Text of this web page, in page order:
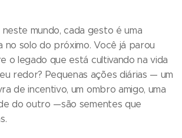
neste mundo, cada gesto é uma
no solo do próximo. Você já parou
o legado que está cultivando na vida
redor? Pequenas ações diárias — um
de incentivo, um ombro amigo, uma
do outro —são sementes que